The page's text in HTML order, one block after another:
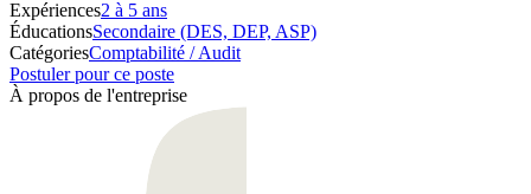
Expériences2 à 5 ans
ÉducationsSecondaire (DES, DEP, ASP)
CatégoriesComptabilité / Audit
Postuler pour ce poste
À propos de l'entreprise